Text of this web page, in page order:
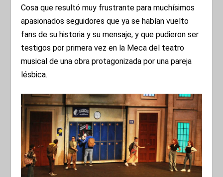
Cosa que resultó muy frustrante para muchísimos
apasionados seguidores que ya se habían vuelto
fans de su historia y su mensaje, y que pudieron ser
testigos por primera vez en la Meca del teatro
musical de una obra protagonizada por una pareja
lésbica.